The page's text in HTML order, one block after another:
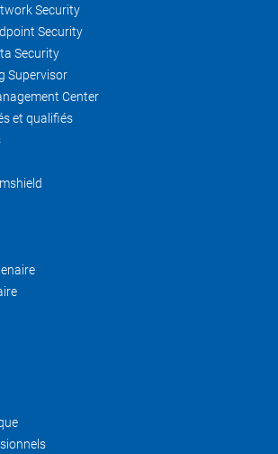
Security
Security
Security
Supervisor
Center
et qualifiés